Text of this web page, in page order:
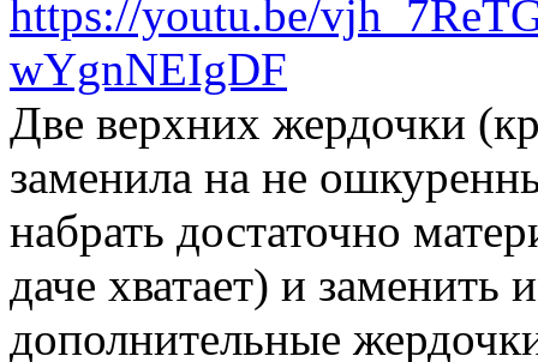
https://youtu.be/
wYgnNEIgDF
Две верхних жердочки
заменила на не
набрать достаточно
даче хватает) и заменить
дополнительные